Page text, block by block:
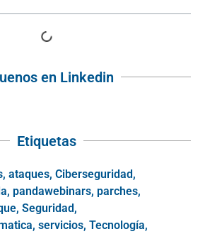
en Linkedin
Etiquetas
, ataques, Ciberseguridad,
, pandawebinars, parches,
, Seguridad,
, servicios, Tecnología,